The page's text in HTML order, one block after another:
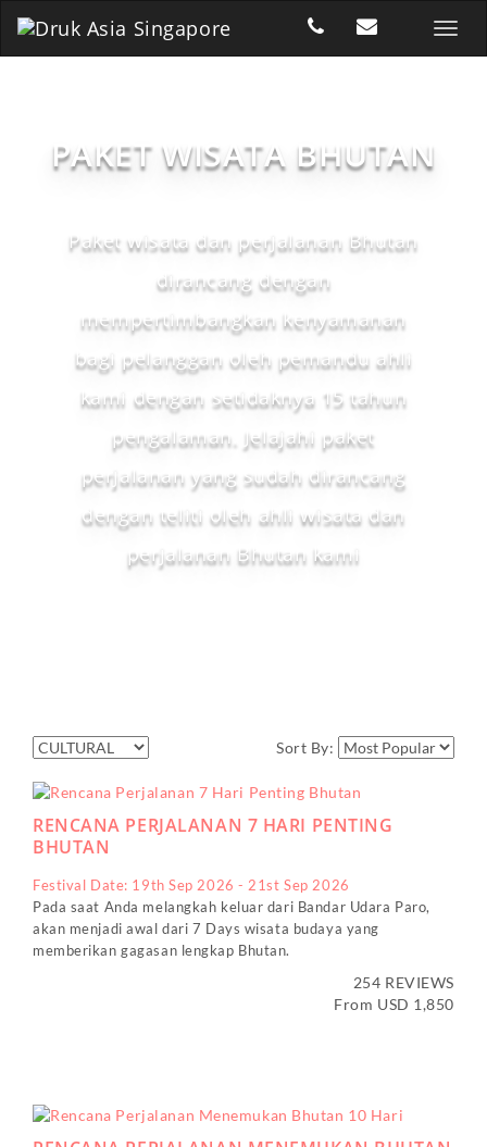
PAKET WISATA BHUTAN
Paket wisata dan perjalanan Bhutan
dirancang dengan
mempertimbangkan kenyamanan
bagi pelanggan oleh pemandu ahli
kami dengan setidaknya 15 tahun
pengalaman. Jelajahi paket
perjalanan yang sudah dirancang
dengan teliti oleh ahli wisata dan
perjalanan Bhutan kami
Sort By:
RENCANA PERJALANAN 7 HARI PENTING
BHUTAN
Festival Date: 19th Sep 2026 - 21st Sep 2026
Pada saat Anda melangkah keluar dari Bandar Udara Paro,
akan menjadi awal dari 7 Days wisata budaya yang
memberikan gagasan lengkap Bhutan.
254 REVIEWS
From USD 1,850